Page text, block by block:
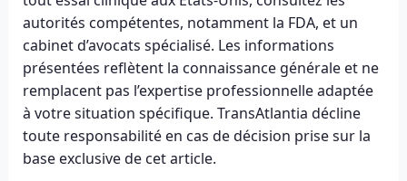
autorités compétentes, notamment la FDA, et un
cabinet d’avocats spécialisé. Les informations
présentées reflètent la connaissance générale et ne
remplacent pas l’expertise professionnelle adaptée
à votre situation spécifique. TransAtlantia décline
toute responsabilité en cas de décision prise sur la
base exclusive de cet article.